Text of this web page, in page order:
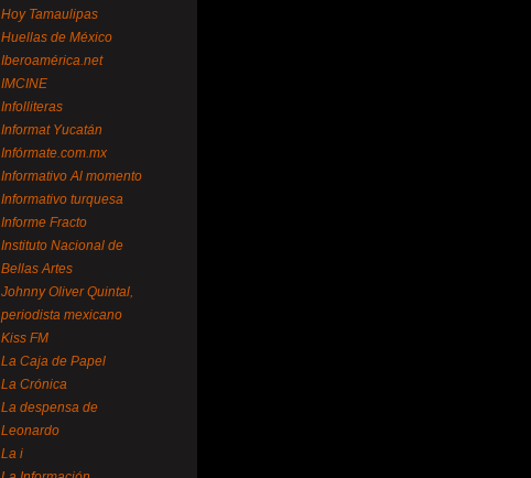
Hoy Tamaulipas
Huellas de México
Iberoamérica.net
IMCINE
Infolliteras
Informat Yucatán
Infórmate.com.mx
Informativo Al momento
Informativo turquesa
Informe Fracto
Instituto Nacional de
Bellas Artes
Johnny Oliver Quintal,
periodista mexicano
Kiss FM
La Caja de Papel
La Crónica
La despensa de
Leonardo
La i